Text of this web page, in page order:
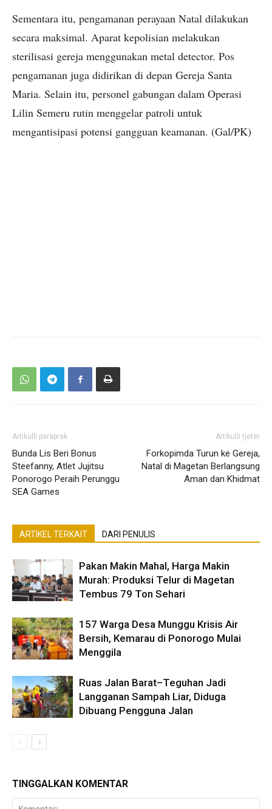
Sementara itu, pengamanan perayaan Natal dilakukan
secara maksimal. Aparat kepolisian melakukan
sterilisasi gereja menggunakan metal detector. Pos
pengamanan juga didirikan di depan Gereja Santa
Maria. Selain itu, personel gabungan dalam Operasi
Lilin Semeru rutin menggelar patroli untuk
mengantisipasi potensi gangguan keamanan. (Gal/PK)
Artikulli paraprak
Bunda Lis Beri Bonus
Steefanny, Atlet Jujitsu
Ponorogo Peraih Perunggu
SEA Games
Artikulli tjetër
Forkopimda Turun ke Gereja,
Natal di Magetan Berlangsung
Aman dan Khidmat
ARTIKEL TERKAIT DARI PENULIS
Pakan Makin Mahal, Harga Makin
Murah: Produksi Telur di Magetan
Tembus 79 Ton Sehari
157 Warga Desa Munggu Krisis Air
Bersih, Kemarau di Ponorogo Mulai
Menggila
Ruas Jalan Barat–Teguhan Jadi
Langganan Sampah Liar, Diduga
Dibuang Pengguna Jalan
TINGGALKAN KOMENTAR